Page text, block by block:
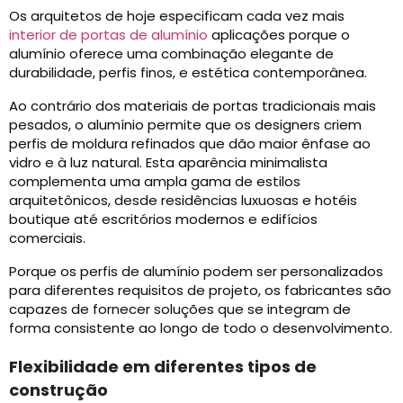
Os arquitetos de hoje especificam cada vez mais
interior de portas de alumínio aplicações porque o
alumínio oferece uma combinação elegante de
durabilidade, perfis finos, e estética contemporânea.
Ao contrário dos materiais de portas tradicionais mais
pesados, o alumínio permite que os designers criem
perfis de moldura refinados que dão maior ênfase ao
vidro e à luz natural. Esta aparência minimalista
complementa uma ampla gama de estilos
arquitetônicos, desde residências luxuosas e hotéis
boutique até escritórios modernos e edifícios
comerciais.
Porque os perfis de alumínio podem ser personalizados
para diferentes requisitos de projeto, os fabricantes são
capazes de fornecer soluções que se integram de
forma consistente ao longo de todo o desenvolvimento.
Flexibilidade em diferentes tipos de
construção